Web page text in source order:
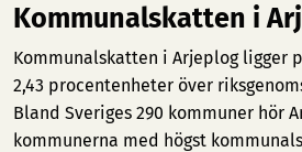
Kommunalskatten i
Kommunalskatten i Arjeplog ligger
2,43 procentenheter över
Bland Sveriges 290 kommuner hör
kommunerna med högst